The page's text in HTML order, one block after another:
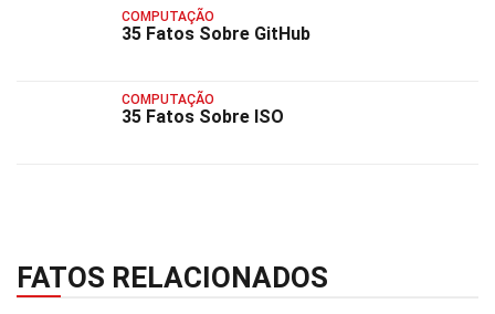
COMPUTAÇÃO
35 Fatos Sobre GitHub
COMPUTAÇÃO
35 Fatos Sobre ISO
FATOS RELACIONADOS